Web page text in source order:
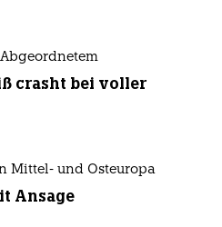
crasht bei voller
Mittel- und Osteuropa
Ansage